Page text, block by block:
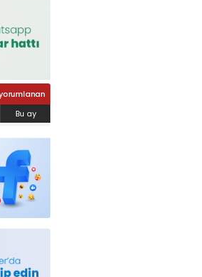
Bu ay
Yahya Kaptan Mahallesi Akkavaklar
No:17/4 İzmit-KOCAELİ